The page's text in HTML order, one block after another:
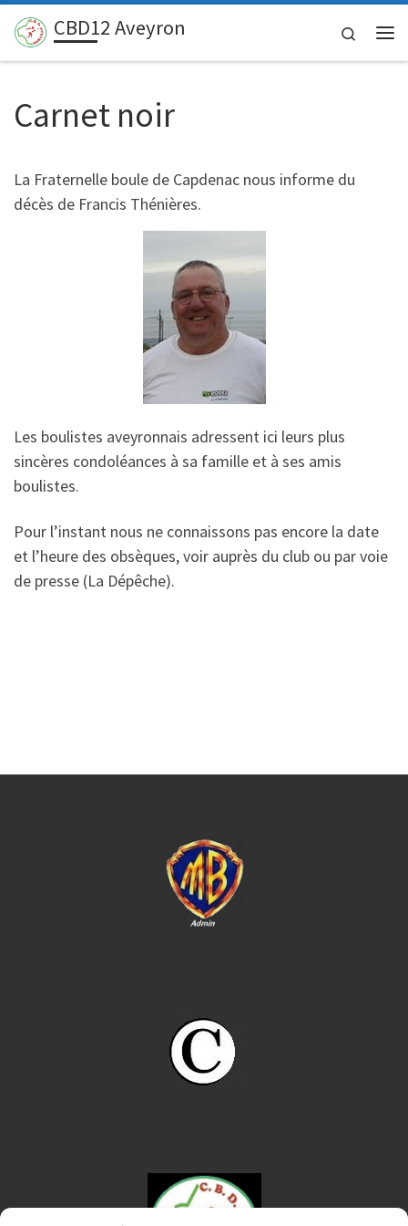
Passer au contenu
CBD12 Aveyron
Search
Carnet noir
La Fraternelle boule de Capdenac nous informe du
décès de Francis Thénières.
Les boulistes aveyronnais adressent ici leurs plus
sincères condoléances à sa famille et à ses amis
boulistes.
Pour l’instant nous ne connaissons pas encore la date
et l’heure des obsèques, voir auprès du club ou par voie
de presse (La Dépêche).